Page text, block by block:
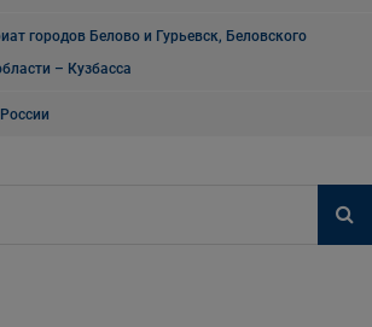
городов Белово и Гурьевск, Беловского
– Кузбасса